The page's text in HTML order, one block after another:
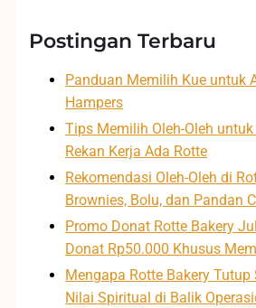
Postingan Terbaru
Panduan Memilih Kue untuk
Hampers
Tips Memilih Oleh-Oleh
Rekan Kerja Ada Rotte
Rekomendasi Oleh-Oleh di
Brownies, Bolu, dan Pandan
Promo Donat Rotte Bakery
Donat Rp50.000 Khusus
Mengapa Rotte Bakery
Nilai Spiritual di Balik